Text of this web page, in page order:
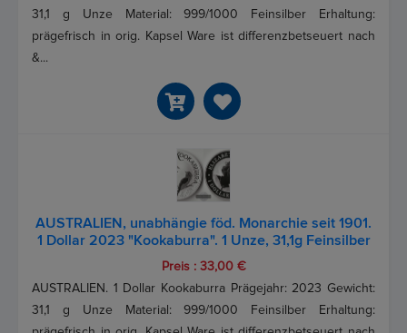
31,1 g Unze Material: 999/1000 Feinsilber Erhaltung:
prägefrisch in orig. Kapsel Ware ist differenzbetseuert nach
&...
AUSTRALIEN, unabhängie föd. Monarchie seit 1901.
1 Dollar 2023 "Kookaburra". 1 Unze, 31,1g Feinsilber
Preis : 33,00 €
AUSTRALIEN. 1 Dollar Kookaburra Prägejahr: 2023 Gewicht:
31,1 g Unze Material: 999/1000 Feinsilber Erhaltung: